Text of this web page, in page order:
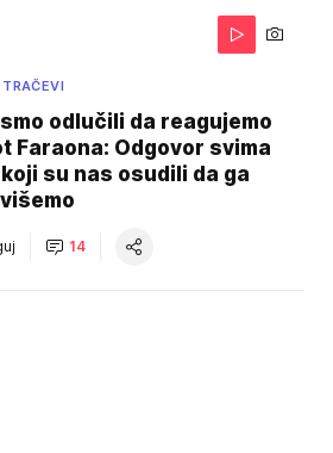
odlučili da reagujemo
Faraona: Odgovor svima
su nas osudili da ga
14